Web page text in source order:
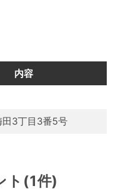
内容
田3丁目3番5号
ト(1件)